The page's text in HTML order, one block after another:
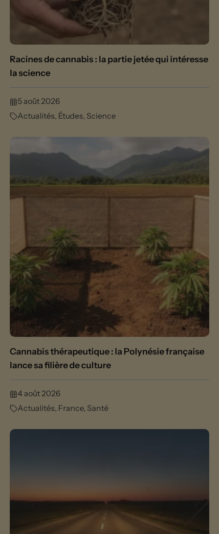
Racines de cannabis : la partie jetée qui intéresse
la science
5 août 2026
Actualités, Études, Science
Cannabis thérapeutique : la Polynésie française
lance sa filière de culture
4 août 2026
Actualités, France, Santé